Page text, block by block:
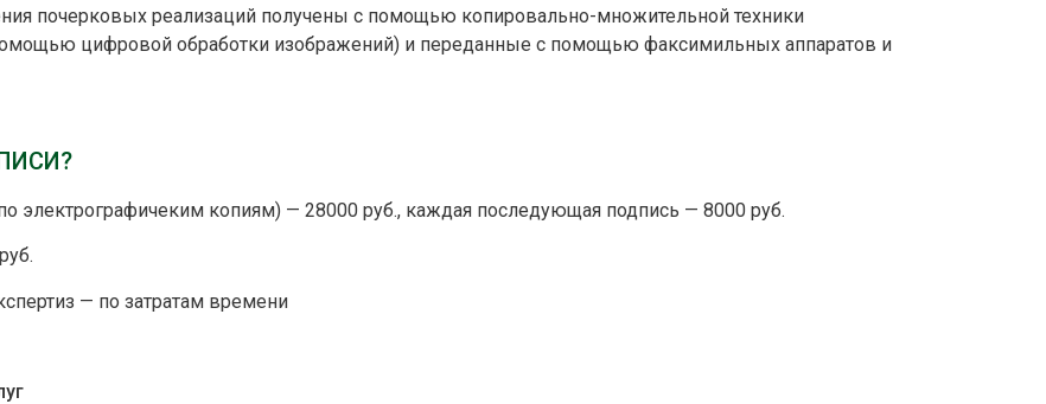
почерковых реализаций получены с помощью копировально-множительной техники
цифровой обработки изображений) и переданные с помощью факсимильных аппаратов и
электрографичеким копиям) — 28000 руб., каждая последующая подпись — 8000 руб.
— по затратам времени